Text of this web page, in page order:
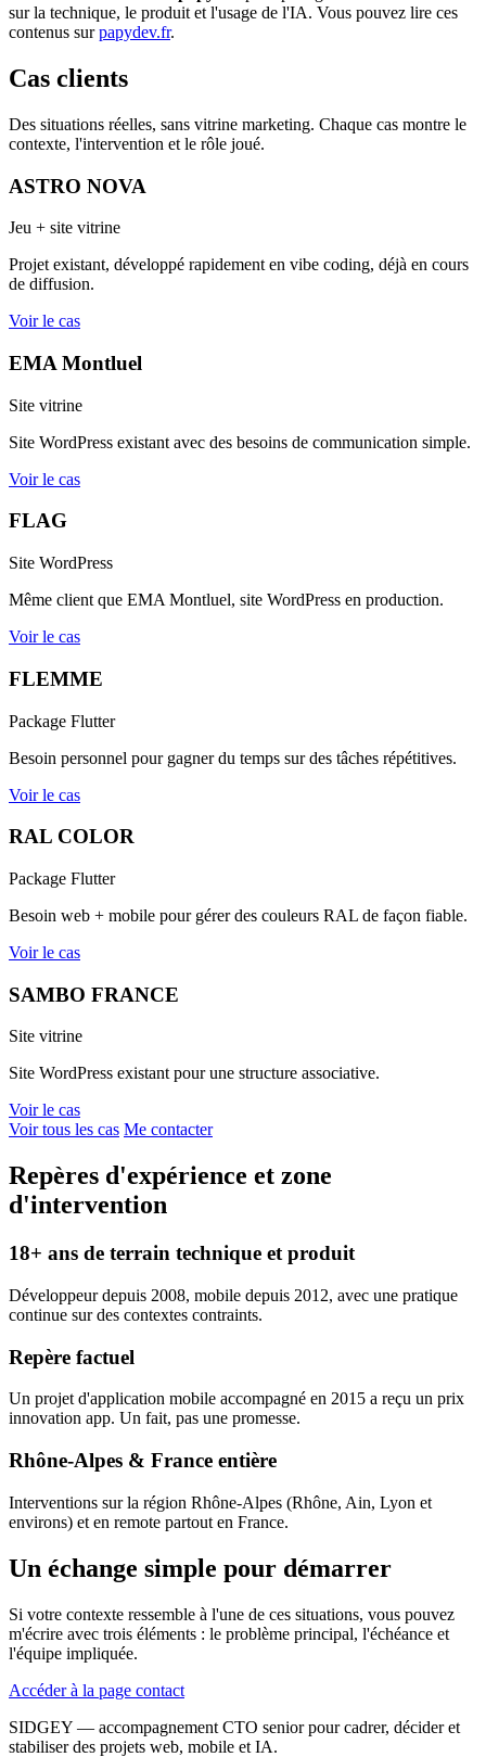
sur la technique, le produit et l'usage de l'IA. Vous pouvez lire ces
contenus surpapydev.fr.
Cas clients
Des situations réelles, sans vitrine marketing. Chaque cas montre le
contexte, l'intervention et le rôle joué.
ASTRO NOVA
Jeu + site vitrine
Projet existant, développé rapidement en vibe coding, déjà en cours
de diffusion.
Voir le cas
EMA Montluel
Site vitrine
Site WordPress existant avec des besoins de communication simple.
Voir le cas
FLAG
Site WordPress
Même client que EMA Montluel, site WordPress en production.
Voir le cas
FLEMME
Package Flutter
Besoin personnel pour gagner du temps sur des tâches répétitives.
Voir le cas
RAL COLOR
Package Flutter
Besoin web + mobile pour gérer des couleurs RAL de façon fiable.
Voir le cas
SAMBO FRANCE
Site vitrine
Site WordPress existant pour une structure associative.
Voir le cas
Voir tous les cas Me contacter
Repères d'expérience et zone
d'intervention
18+ ans de terrain technique et produit
Développeur depuis 2008, mobile depuis 2012, avec une pratique
continue sur des contextes contraints.
Repère factuel
Un projet d'application mobile accompagné en 2015 a reçu un prix
innovation app. Un fait, pas une promesse.
Rhône-Alpes & France entière
Interventions sur la région Rhône-Alpes (Rhône, Ain, Lyon et
environs) et en remote partout en France.
Un échange simple pour démarrer
Si votre contexte ressemble à l'une de ces situations, vous pouvez
m'écrire avec trois éléments : le problème principal, l'échéance et
l'équipe impliquée.
Accéder à la page contact
SIDGEY — accompagnement CTO senior pour cadrer, décider et
stabiliser des projets web, mobile et IA.